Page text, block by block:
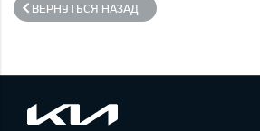
ВЕРНУТЬСЯ НАЗАД